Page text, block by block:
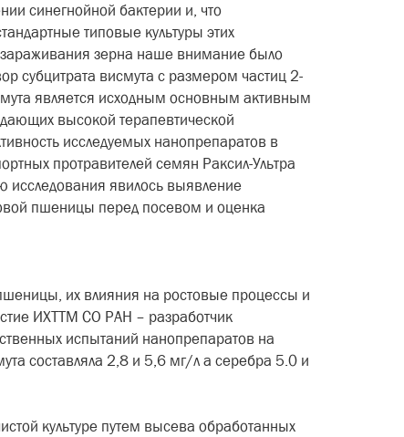
синегнойной бактерии и, что
типовые культуры этих
зерна наше внимание было
субцитрата висмута с размером частиц 2-
является исходным основным активным
высокой терапевтической
исследуемых нанопрепаратов в
протравителей семян Раксил-Ультра
явилось выявление
пшеницы перед посевом и оценка
их влияния на ростовые процессы и
ИХТТМ СО РАН – разработчик
испытаний нанопрепаратов на
составляла 2,8 и 5,6 мг/л а серебра 5.0 и
культуре путем высева обработанных